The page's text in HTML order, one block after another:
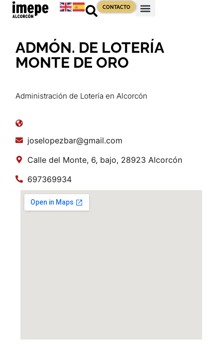
CONTACTO
ADMÓN. DE LOTERÍA
MONTE DE ORO
Administración de Lotería en Alcorcón
joselopezbar@gmail.com
Calle del Monte, 6, bajo, 28923 Alcorcón
697369934